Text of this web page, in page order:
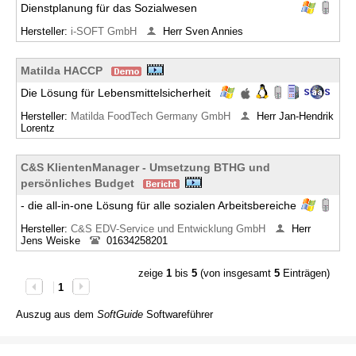
Dienstplanung für das Sozialwesen
Hersteller: i-SOFT GmbH Herr Sven Annies
Matilda HACCP
Die Lösung für Lebensmittelsicherheit
Hersteller: Matilda FoodTech Germany GmbH
Herr Jan-Hendrik
Lorentz
C&S KlientenManager - Umsetzung BTHG und
persönliches Budget
- die all-in-one Lösung für alle sozialen Arbeitsbereiche
Hersteller: C&S EDV-Service und Entwicklung GmbH
Herr
Jens Weiske
01634258201
zeige 1bis 5(von insgesamt 5Einträgen)
1
Auszug aus dem SoftGuide Softwareführer